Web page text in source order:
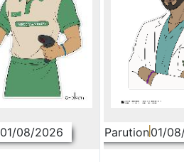
01/08/2026 Parution01/